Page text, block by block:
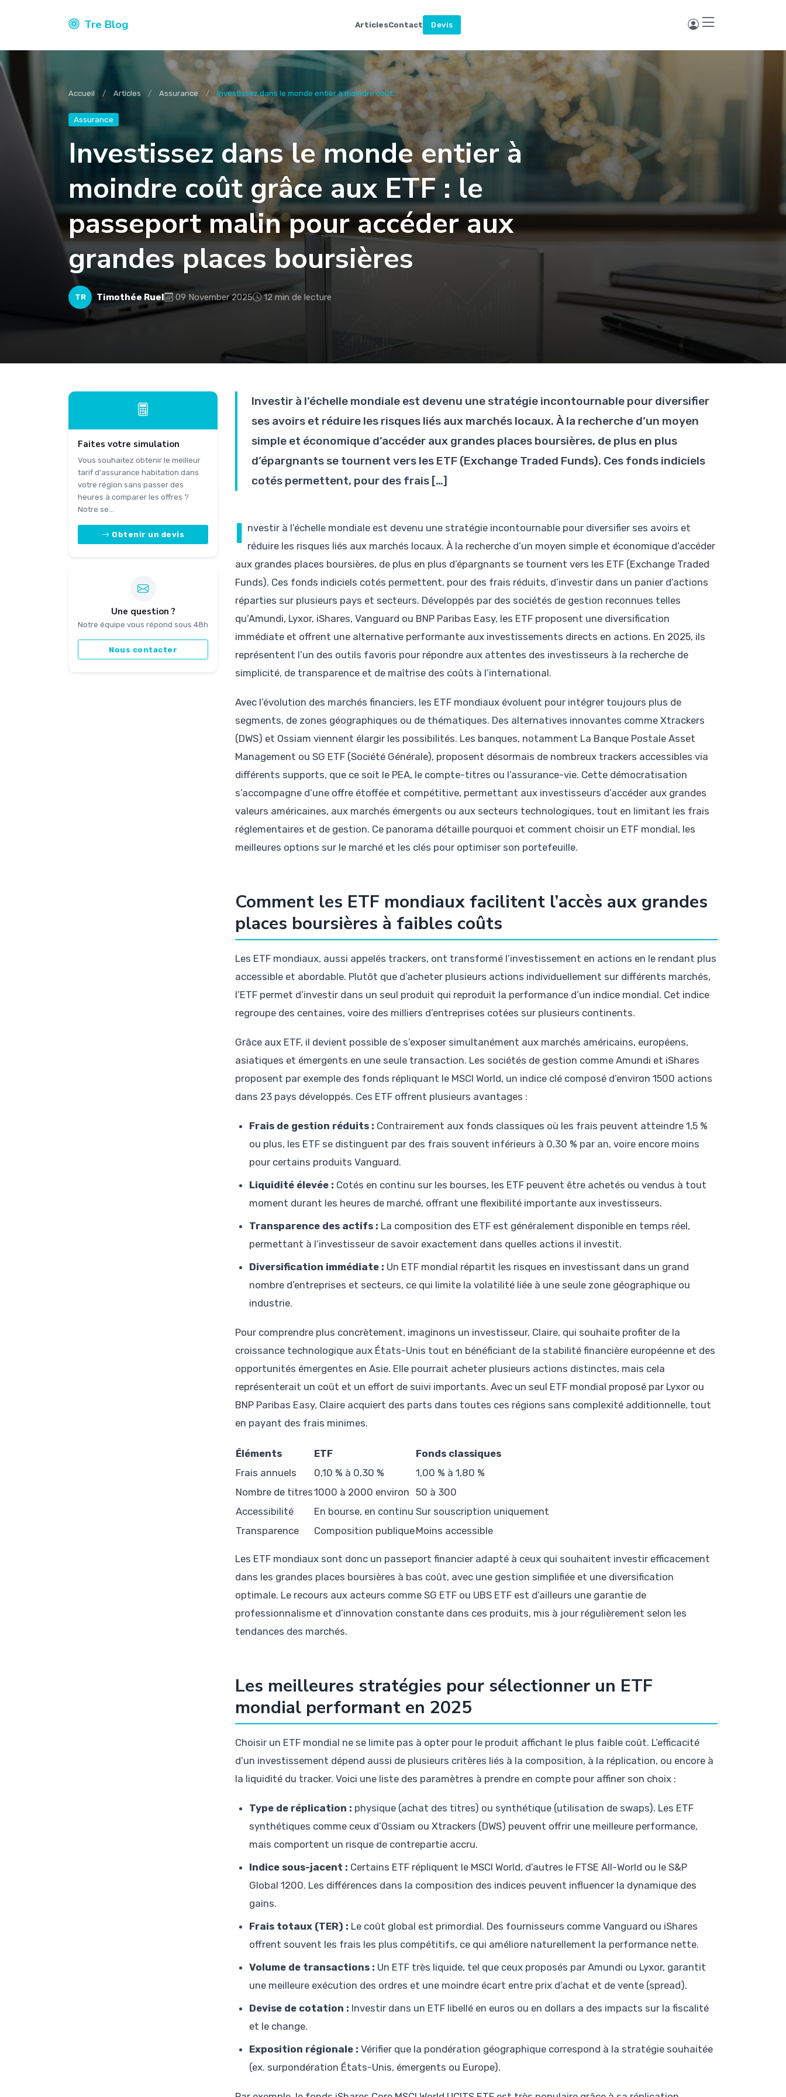
Tre Blog ArticlesContact Devis
Accueil Articles Assurance Investissez dans le monde entier à moindre coût...
Assurance
Investissez dans le monde entier à
moindre coût grâce aux ETF : le
passeport malin pour accéder aux
grandes places boursières
TR Timothée Ruel 09 November 2025 12 min de lecture
Faites votre simulation
Vous souhaitez obtenir le meilleur
tarif d'assurance habitation dans
votre région sans passer des
heures à comparer les offres ?
Notre se...
Obtenir un devis
Une question ?
Notre équipe vous répond sous 48h
Nous contacter
Investir à l’échelle mondiale est devenu une stratégie incontournable pour diversifier
ses avoirs et réduire les risques liés aux marchés locaux. À la recherche d’un moyen
simple et économique d’accéder aux grandes places boursières, de plus en plus
d’épargnants se tournent vers les ETF (Exchange Traded Funds). Ces fonds indiciels
cotés permettent, pour des frais […]
I nvestir à l’échelle mondiale est devenu une stratégie incontournable pour diversifier ses avoirs et
réduire les risques liés aux marchés locaux. À la recherche d’un moyen simple et économique d’accéder
aux grandes places boursières, de plus en plus d’épargnants se tournent vers les ETF (Exchange Traded
Funds). Ces fonds indiciels cotés permettent, pour des frais réduits, d’investir dans un panier d’actions
réparties sur plusieurs pays et secteurs. Développés par des sociétés de gestion reconnues telles
qu’Amundi, Lyxor, iShares, Vanguard ou BNP Paribas Easy, les ETF proposent une diversification
immédiate et offrent une alternative performante aux investissements directs en actions. En 2025, ils
représentent l’un des outils favoris pour répondre aux attentes des investisseurs à la recherche de
simplicité, de transparence et de maîtrise des coûts à l’international.
Avec l’évolution des marchés financiers, les ETF mondiaux évoluent pour intégrer toujours plus de
segments, de zones géographiques ou de thématiques. Des alternatives innovantes comme Xtrackers
(DWS) et Ossiam viennent élargir les possibilités. Les banques, notamment La Banque Postale Asset
Management ou SG ETF (Société Générale), proposent désormais de nombreux trackers accessibles via
différents supports, que ce soit le PEA, le compte-titres ou l’assurance-vie. Cette démocratisation
s’accompagne d’une offre étoffée et compétitive, permettant aux investisseurs d’accéder aux grandes
valeurs américaines, aux marchés émergents ou aux secteurs technologiques, tout en limitant les frais
réglementaires et de gestion. Ce panorama détaille pourquoi et comment choisir un ETF mondial, les
meilleures options sur le marché et les clés pour optimiser son portefeuille.
Comment les ETF mondiaux facilitent l’accès aux grandes
places boursières à faibles coûts
Les ETF mondiaux, aussi appelés trackers, ont transformé l’investissement en actions en le rendant plus
accessible et abordable. Plutôt que d’acheter plusieurs actions individuellement sur différents marchés,
l’ETF permet d’investir dans un seul produit qui reproduit la performance d’un indice mondial. Cet indice
regroupe des centaines, voire des milliers d’entreprises cotées sur plusieurs continents.
Grâce aux ETF, il devient possible de s’exposer simultanément aux marchés américains, européens,
asiatiques et émergents en une seule transaction. Les sociétés de gestion comme Amundi et iShares
proposent par exemple des fonds répliquant le MSCI World, un indice clé composé d’environ 1500 actions
dans 23 pays développés. Ces ETF offrent plusieurs avantages :
Frais de gestion réduits : Contrairement aux fonds classiques où les frais peuvent atteindre 1,5 %
ou plus, les ETF se distinguent par des frais souvent inférieurs à 0,30 % par an, voire encore moins
pour certains produits Vanguard.
Liquidité élevée : Cotés en continu sur les bourses, les ETF peuvent être achetés ou vendus à tout
moment durant les heures de marché, offrant une flexibilité importante aux investisseurs.
Transparence des actifs : La composition des ETF est généralement disponible en temps réel,
permettant à l’investisseur de savoir exactement dans quelles actions il investit.
Diversification immédiate : Un ETF mondial répartit les risques en investissant dans un grand
nombre d’entreprises et secteurs, ce qui limite la volatilité liée à une seule zone géographique ou
industrie.
Pour comprendre plus concrètement, imaginons un investisseur, Claire, qui souhaite profiter de la
croissance technologique aux États-Unis tout en bénéficiant de la stabilité financière européenne et des
opportunités émergentes en Asie. Elle pourrait acheter plusieurs actions distinctes, mais cela
représenterait un coût et un effort de suivi importants. Avec un seul ETF mondial proposé par Lyxor ou
BNP Paribas Easy, Claire acquiert des parts dans toutes ces régions sans complexité additionnelle, tout
en payant des frais minimes.
Éléments ETF
Fonds classiques
Frais annuels
0,10 % à 0,30 %
1,00 % à 1,80 %
Nombre de titres1000 à 2000 environ 50 à 300
Accessibilité
En bourse, en continu Sur souscription uniquement
Transparence
Composition publiqueMoins accessible
Les ETF mondiaux sont donc un passeport financier adapté à ceux qui souhaitent investir efficacement
dans les grandes places boursières à bas coût, avec une gestion simplifiée et une diversification
optimale. Le recours aux acteurs comme SG ETF ou UBS ETF est d’ailleurs une garantie de
professionnalisme et d’innovation constante dans ces produits, mis à jour régulièrement selon les
tendances des marchés.
Les meilleures stratégies pour sélectionner un ETF
mondial performant en 2025
Choisir un ETF mondial ne se limite pas à opter pour le produit affichant le plus faible coût. L’efficacité
d’un investissement dépend aussi de plusieurs critères liés à la composition, à la réplication, ou encore à
la liquidité du tracker. Voici une liste des paramètres à prendre en compte pour affiner son choix :
Type de réplication : physique (achat des titres) ou synthétique (utilisation de swaps). Les ETF
synthétiques comme ceux d’Ossiam ou Xtrackers (DWS) peuvent offrir une meilleure performance,
mais comportent un risque de contrepartie accru.
Indice sous-jacent : Certains ETF répliquent le MSCI World, d’autres le FTSE All-World ou le S&P
Global 1200. Les différences dans la composition des indices peuvent influencer la dynamique des
gains.
Frais totaux (TER) : Le coût global est primordial. Des fournisseurs comme Vanguard ou iShares
offrent souvent les frais les plus compétitifs, ce qui améliore naturellement la performance nette.
Volume de transactions : Un ETF très liquide, tel que ceux proposés par Amundi ou Lyxor, garantit
une meilleure exécution des ordres et une moindre écart entre prix d’achat et de vente (spread).
Devise de cotation : Investir dans un ETF libellé en euros ou en dollars a des impacts sur la fiscalité
et le change.
Exposition régionale : Vérifier que la pondération géographique correspond à la stratégie souhaitée
(ex. surpondération États-Unis, émergents ou Europe).